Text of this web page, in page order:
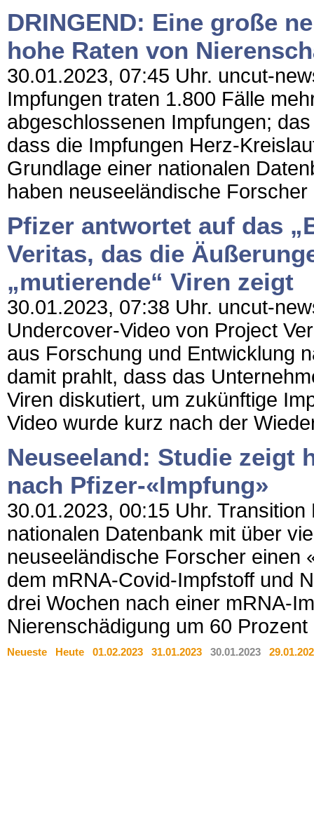
DRINGEND: Eine große
hohe Raten von
30.01.2023, 07:45 Uhr. uncut-
Impfungen traten 1.800 Fälle
abgeschlossenen Impfungen;
dass die Impfungen Herz-
Grundlage einer nationalen
haben neuseeländische Forscher
Pfizer antwortet auf das
Veritas, das die
„mutierende“ Viren zeigt
30.01.2023, 07:38 Uhr. uncut-
Undercover-Video von Project
aus Forschung und Entwicklung
damit prahlt, dass das
Viren diskutiert, um zukünftige
Video wurde kurz nach der
Neuseeland: Studie zeigt
nach Pfizer-«Impfung»
30.01.2023, 00:15 Uhr.
nationalen Datenbank mit über
neuseeländische Forscher einen
dem mRNA-Covid-Impfstoff und
drei Wochen nach einer mRNA-
Nierenschädigung um 60
Neueste Heute 01.02.2023 31.01.2023 30.01.2023